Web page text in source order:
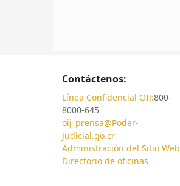
Contáctenos:
Línea Confidencial OIJ:800-
8000-645
oij_prensa@Poder-
Judicial.go.cr
Administración del Sitio Web
Directorio de oficinas